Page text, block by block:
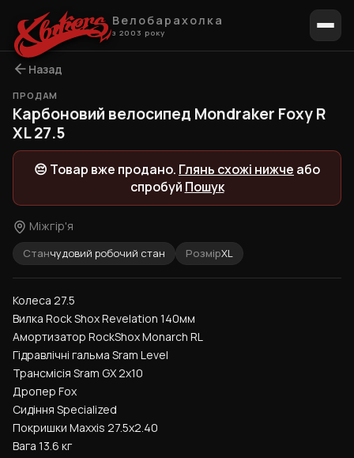
Велобарахолка
з 2003 року
Назад
1 / 6
ПРОДАМ
Карбоновий велосипед Mondraker Foxy R
XL 27.5
😔 Товар вже продано. Глянь схожі нижче або
спробуй Пошук
Міжгір'я
Станчудовий робочий стан РозмірXL
Колеса 27.5
Вилка Rock Shox Revelation 140мм
Амортизатор RockShox Monarch RL
Гідравлічні гальма Sram Level
Трансмісія Sram GX 2x10
Дропер Fox
Сидіння Specialized
Покришки Maxxis 27.5x2.40
Вага 13.6 кг